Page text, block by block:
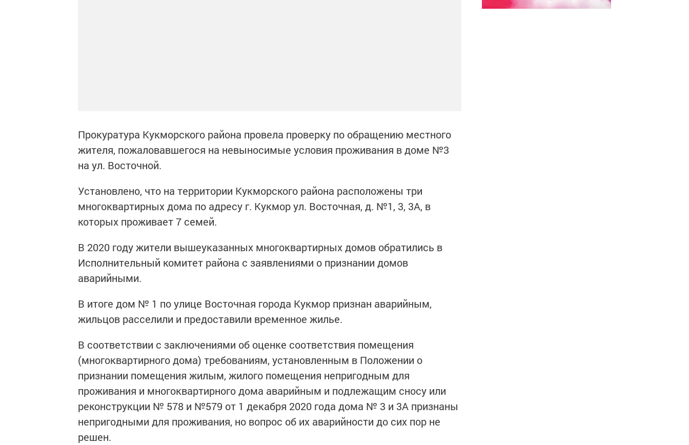
Прокуратура Кукморского района провела проверку по обращению местного
жителя, пожаловавшегося на невыносимые условия проживания в доме №3
на ул. Восточной.
Установлено, что на территории Кукморского района расположены три
многоквартирных дома по адресу г. Кукмор ул. Восточная, д. №1, 3, 3А, в
которых проживает 7 семей.
В 2020 году жители вышеуказанных многоквартирных домов обратились в
Исполнительный комитет района с заявлениями о признании домов
аварийными.
В итоге дом № 1 по улице Восточная города Кукмор признан аварийным,
жильцов расселили и предоставили временное жилье.
В соответствии с заключениями об оценке соответствия помещения
(многоквартирного дома) требованиям, установленным в Положении о
признании помещения жилым, жилого помещения непригодным для
проживания и многоквартирного дома аварийным и подлежащим сносу или
реконструкции № 578 и №579 от 1 декабря 2020 года дома № 3 и 3А признаны
непригодными для проживания, но вопрос об их аварийности до сих пор не
решен.